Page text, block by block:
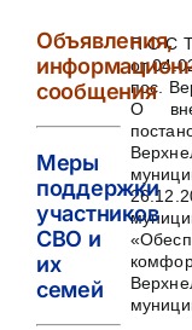
П О С
от
пос.
О
Объявления,
сообщения
Меры
поддержки
участников
СВО и
их
семей